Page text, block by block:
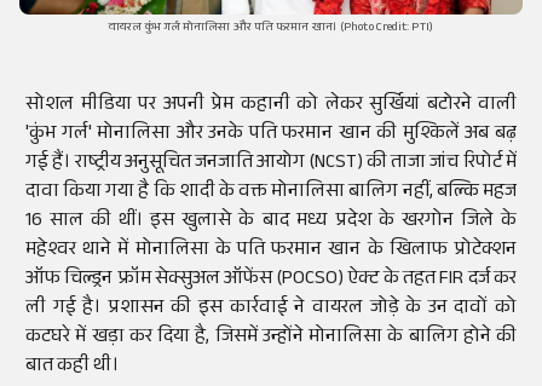
वायरल कुंभ गर्ल मोनालिसा और पति फरमान खान। (Photo Credit: PTI)
सोशल मीडिया पर अपनी प्रेम कहानी को लेकर सुर्खियां बटोरने वाली
'कुंभ गर्ल' मोनालिसा और उनके पति फरमान खान की मुश्किलें अब बढ़
गई हैं। राष्ट्रीय अनुसूचित जनजाति आयोग (NCST) की ताजा जांच रिपोर्ट में
दावा किया गया है कि शादी के वक्त मोनालिसा बालिग नहीं, बल्कि महज
16 साल की थीं। इस खुलासे के बाद मध्य प्रदेश के खरगोन जिले के
महेश्वर थाने में मोनालिसा के पति फरमान खान के खिलाफ प्रोटेक्शन
ऑफ चिल्ड्रन फ्रॉम सेक्सुअल ऑफेंस (POCSO) ऐक्ट के तहत FIR दर्ज कर
ली गई है। प्रशासन की इस कार्रवाई ने वायरल जोड़े के उन दावों को
कटघरे में खड़ा कर दिया है, जिसमें उन्होंने मोनालिसा के बालिग होने की
बात कही थी।